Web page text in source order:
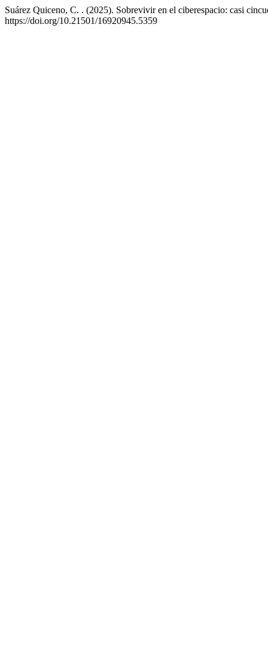
Suárez Quiceno, C. . (2025). Sobrevivir en el ciberespacio: casi
https://doi.org/10.21501/16920945.5359